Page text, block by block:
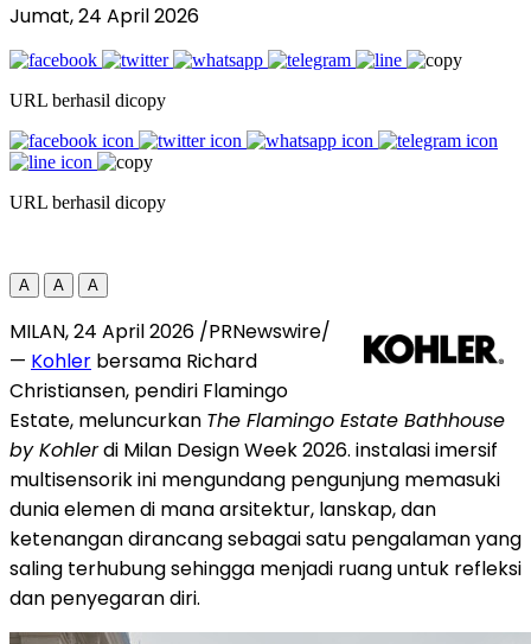
Jumat, 24 April 2026
URL berhasil dicopy
URL berhasil dicopy
A A A
MILAN,24 April 2026 /PRNewswire/
— Kohler bersama Richard
Christiansen, pendiri Flamingo
Estate, meluncurkan The Flamingo Estate Bathhouse
by Kohlerdi Milan Design Week 2026. instalasi imersif
multisensorik ini mengundang pengunjung memasuki
dunia elemen di mana arsitektur, lanskap, dan
ketenangan dirancang sebagai satu pengalaman yang
saling terhubung sehingga menjadi ruang untuk refleksi
dan penyegaran diri.